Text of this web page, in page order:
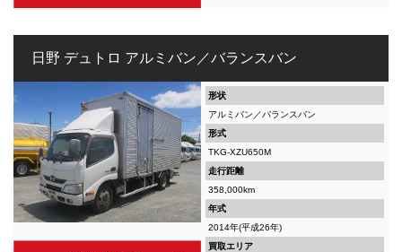
日野 デュトロ アルミバン／バランスバン
形状
アルミバン／バランスバン
形式
TKG-XZU650M
走行距離
358,000km
年式
2014年(平成26年)
買取エリア